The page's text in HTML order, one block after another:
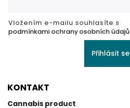
Vložením e-mailu souhlasíte s
podmínkami ochrany osobních údajů
Přihlásit se
KONTAKT
Cannabis product